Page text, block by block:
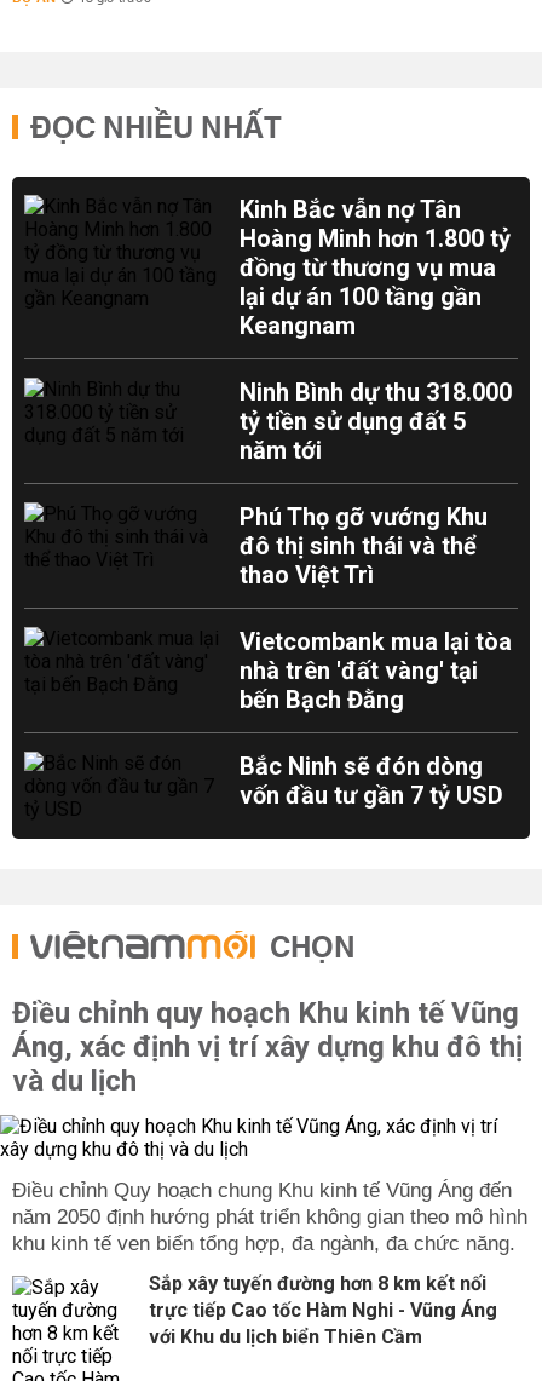
ĐỌC NHIỀU NHẤT
Kinh Bắc vẫn nợ Tân
Hoàng Minh hơn 1.800 tỷ
đồng từ thương vụ mua
lại dự án 100 tầng gần
Keangnam
Ninh Bình dự thu 318.000
tỷ tiền sử dụng đất 5
năm tới
Phú Thọ gỡ vướng Khu
đô thị sinh thái và thể
thao Việt Trì
Vietcombank mua lại tòa
nhà trên 'đất vàng' tại
bến Bạch Đằng
Bắc Ninh sẽ đón dòng
vốn đầu tư gần 7 tỷ USD
CHỌN
Điều chỉnh quy hoạch Khu kinh tế Vũng
Áng, xác định vị trí xây dựng khu đô thị
và du lịch
Điều chỉnh Quy hoạch chung Khu kinh tế Vũng Áng đến
năm 2050 định hướng phát triển không gian theo mô hình
khu kinh tế ven biển tổng hợp, đa ngành, đa chức năng.
Sắp xây tuyến đường hơn 8 km kết nối
trực tiếp Cao tốc Hàm Nghi - Vũng Áng
với Khu du lịch biển Thiên Cầm